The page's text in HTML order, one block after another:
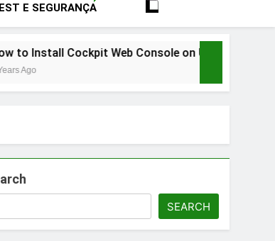
E SEGURANÇA
Web Console on Ubuntu 20.10 Server – Post
SEARCH